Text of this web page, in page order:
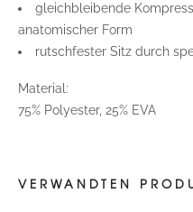
gleichbleibende
anatomischer Form
rutschfester Sitz durch
Material:
75% Polyester, 25% EVA
VERWANDTEN